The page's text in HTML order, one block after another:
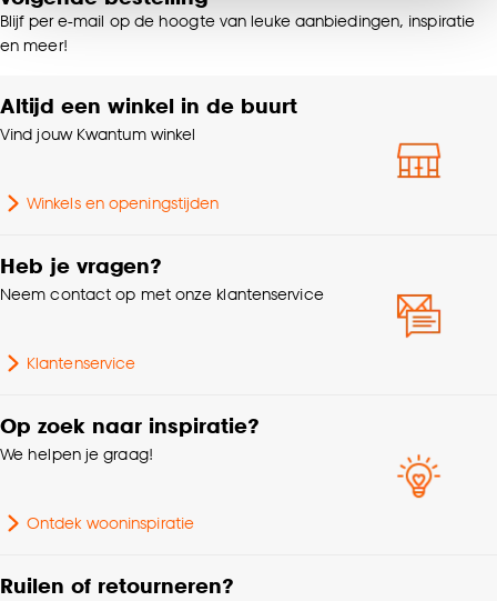
noodzakelijke cookies te accepteren. Je kunt er ook
voor kiezen om bepaalde cookies wel of niet te
klikken.
Goed om te weten is dat je deze keuze altijd nog
cookieverklaring
.
Breedte
Lengte 10.1 CM
Aantal stuks
Type mok Koffie, Cappuccino
Met oor
Geschikt voor
Blijf per e-mail op de hoogte van leuke aanbiedingen, inspiratie
en meer!
Altijd een winkel in de buurt
Vind jouw Kwantum winkel
Winkels en openingstijden
Heb je vragen?
Neem contact op met onze klantenservice
Klantenservice
Op zoek naar inspiratie?
We helpen je graag!
Ontdek wooninspiratie
Ruilen of retourneren?